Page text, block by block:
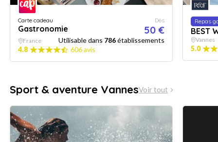
Carte cadeau
Gastronomie
Dès
50 €
France Utilisable dans 786établissements
4.8
606 avis
Repas
BEST
Vannes
5.0
Sport & aventure VannesVoir tout